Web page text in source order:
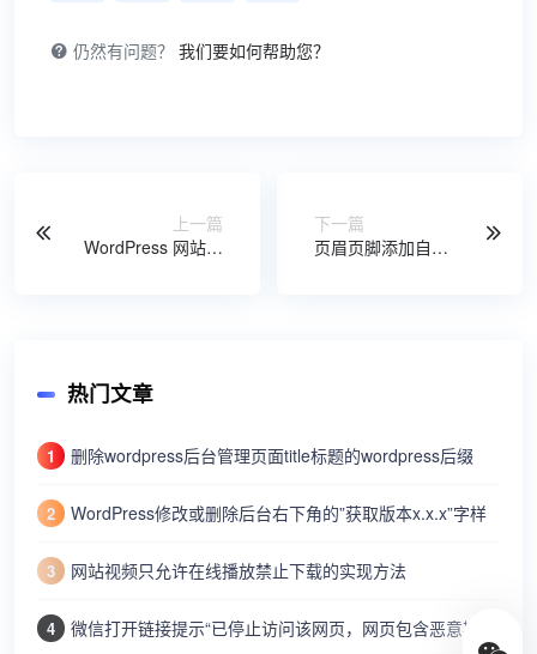
仍然有问题？ 我们要如何帮助您？
上一篇
WordPress 网站前
下一篇
页眉页脚添加自定
热门文章
1 删除wordpress后台管理页面title标题的wordpress后缀
2 WordPress修改或删除后台右下角的”获取版本x.x.x”字样
3 网站视频只允许在线播放禁止下载的实现方法
4